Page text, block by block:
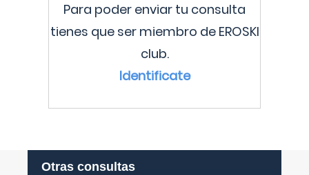
Para poder enviar tu consulta
tienes que ser miembro de EROSKI
club.
Identificate
Otras consultas